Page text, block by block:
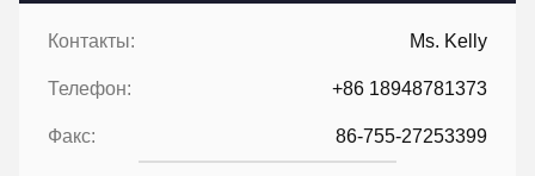
Контакты: Ms. Kelly
Телефон: +86 18948781373
Факс: 86-755-27253399